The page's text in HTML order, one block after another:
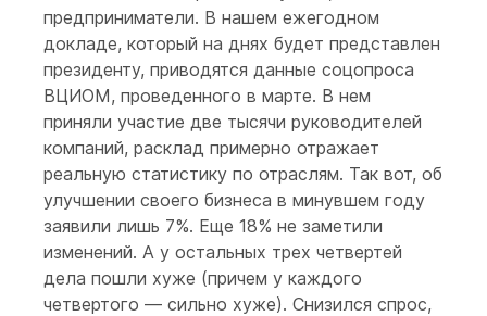
предприниматели. В нашем ежегодном
докладе, который на днях будет представлен
президенту, приводятся данные соцопроса
ВЦИОМ, проведенного в марте. В нем
приняли участие две тысячи руководителей
компаний, расклад примерно отражает
реальную статистику по отраслям. Так вот, об
улучшении своего бизнеса в минувшем году
заявили лишь 7%. Еще 18% не заметили
изменений. А у остальных трех четвертей
дела пошли хуже (причем у каждого
четвертого — сильно хуже). Снизился спрос,